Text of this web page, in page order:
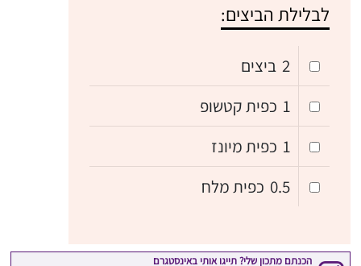
לבלילת הביצים:
2 ביצים
1 כפית קטשופ
1 כפית מיונז
0.5 כפית מלח